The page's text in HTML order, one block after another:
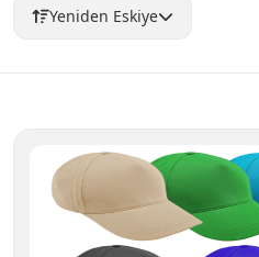
Yeniden Eskiye